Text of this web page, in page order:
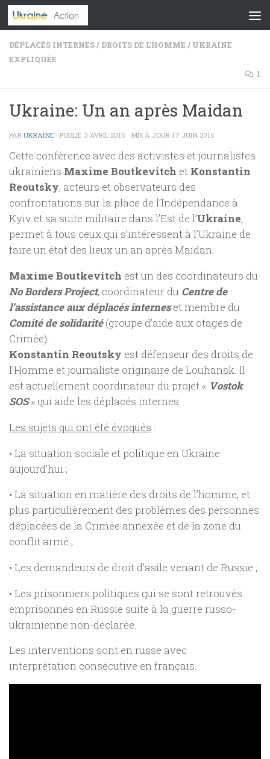
Skip to content
DÉPLACÉS INTERNES / DROITS DE L'HOMME / UKRAINE
EXPLIQUÉE
1
Ukraine: Un an après Maidan
PAR UKRAINE · PUBLIÉ 3 AVRIL 2015 · MIS À JOUR 17 JUIN 2015
Cette conférence avec des activistes et journalistes
ukrainiens Maxime Boutkevitch et Konstantin
Reoutsky, acteurs et observateurs des
confrontations sur la place de l’Indépendance à
Kyiv et sa suite militaire dans l’Est de l’Ukraine,
permet à tous ceux qui s’intéressent à l’Ukraine de
faire un état des lieux un an après Maïdan.
Maxime Boutkevitch est un des coordinateurs du
No Borders Project, coordinateur du Centre de
l’assistance aux déplacés interneset membre du
Comité de solidarité(groupe d’aide aux otages de
Crimée).
Konstantin Reoutsky est défenseur des droits de
l’Homme et journaliste originaire de Louhansk. Il
est actuellement coordinateur du projet « Vostok
SOS» qui aide les déplacés internes.
Les sujets qui ont été évoqués :
• La situation sociale et politique en Ukraine
aujourd’hui ;
• La situation en matière des droits de l’homme, et
plus particulièrement des problèmes des personnes
déplacées de la Crimée annexée et de la zone du
conflit armé ;
• Les demandeurs de droit d’asile venant de Russie ;
• Les prisonniers politiques qui se sont retrouvés
emprisonnés en Russie suite à la guerre russo-
ukrainienne non-déclarée.
Les interventions sont en russe avec
interprétation consécutive en français.